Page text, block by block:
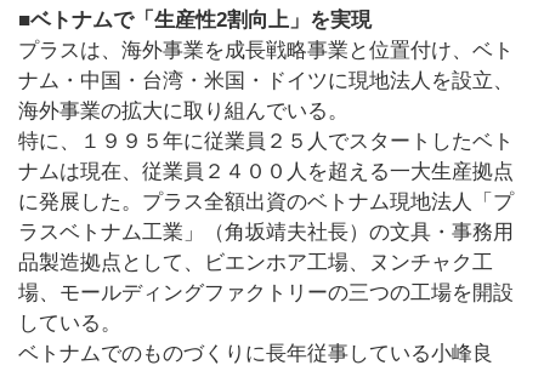
■ベトナムで「生産性2割向上」を実現
プラスは、海外事業を成長戦略事業と位置付け、ベト
ナム・中国・台湾・米国・ドイツに現地法人を設立、
海外事業の拡大に取り組んでいる。
特に、１９９５年に従業員２５人でスタートしたベト
ナムは現在、従業員２４００人を超える一大生産拠点
に発展した。プラス全額出資のベトナム現地法人「プ
ラスベトナム工業」（角坂靖夫社長）の文具・事務用
品製造拠点として、ビエンホア工場、ヌンチャク工
場、モールディングファクトリーの三つの工場を開設
している。
ベトナムでのものづくりに長年従事している小峰良